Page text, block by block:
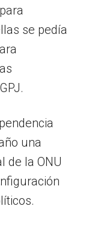
se pedía
una
de la ONU